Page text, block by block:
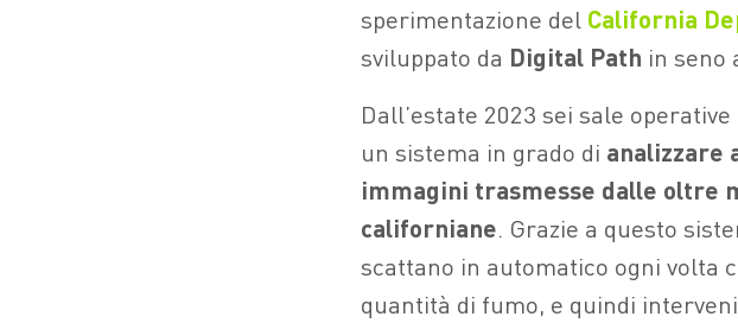
sperimentazione del California
sviluppato da Digital Path in seno
Dall’estate 2023 sei sale
un sistema in grado di analizzare
immagini trasmesse dalle oltre
californiane. Grazie a questo
scattano in automatico ogni volta
quantità di fumo, e quindi